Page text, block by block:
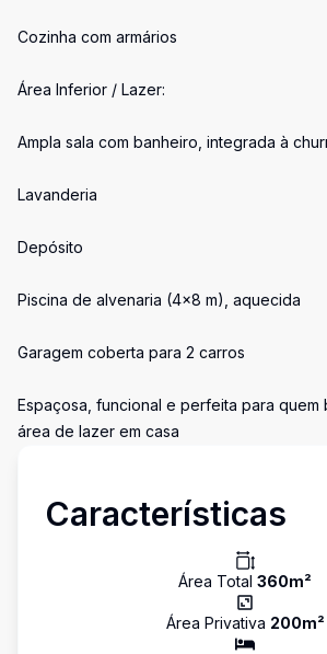
Cozinha com armários
Área Inferior / Lazer:
Ampla sala com banheiro, integrada à
Lavanderia
Depósito
Piscina de alvenaria (4x8 m), aquecida
Garagem coberta para 2 carros
Espaçosa, funcional e perfeita para quem
área de lazer em casa
Características
Área Total 360m²
Área Privativa 200m²